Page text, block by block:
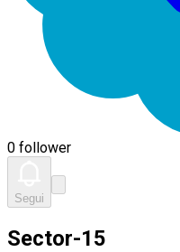
0 follower
Segui
Sector-15